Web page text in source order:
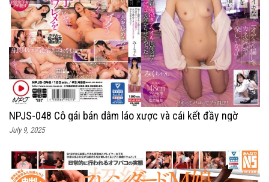
NPJS-048 Cô gái bán dâm láo xược và cái kết đầy ngờ
July 9, 2025